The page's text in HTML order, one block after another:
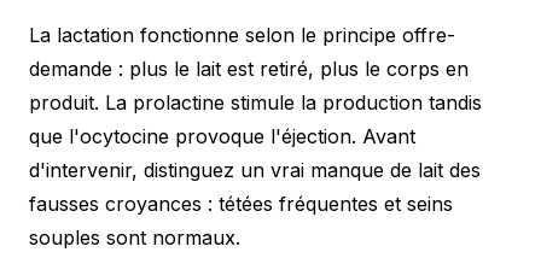
La lactation fonctionne selon le principe offre-
demande : plus le lait est retiré, plus le corps en
produit. La prolactine stimule la production tandis
que l'ocytocine provoque l'éjection. Avant
d'intervenir, distinguez un vrai manque de lait des
fausses croyances : tétées fréquentes et seins
souples sont normaux.